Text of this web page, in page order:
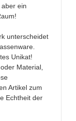
ein
unterscheidet
Unikat!
Material,
Artikel zum
Echtheit der